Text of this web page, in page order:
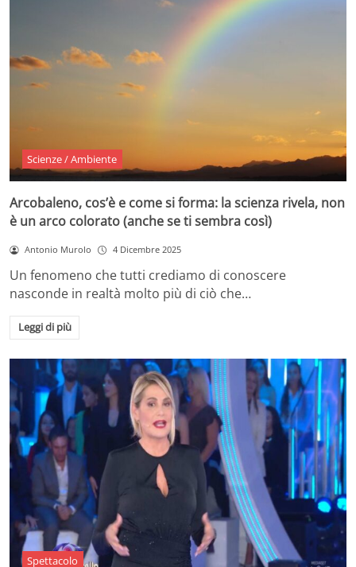
Scienze / Ambiente
Arcobaleno, cos’è e come si forma: la scienza rivela, non
è un arco colorato (anche se ti sembra così)
Antonio Murolo 4 Dicembre 2025
Un fenomeno che tutti crediamo di conoscere
nasconde in realtà molto più di ciò che…
Leggi di più
Spettacolo